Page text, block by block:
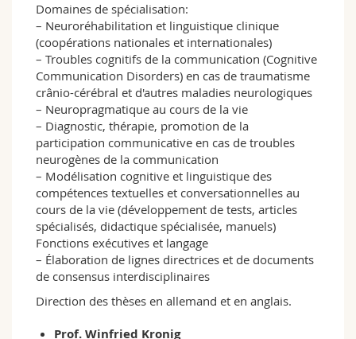
Domaines de spécialisation:
– Neuroréhabilitation et linguistique clinique
(coopérations nationales et internationales)
– Troubles cognitifs de la communication (Cognitive
Communication Disorders) en cas de traumatisme
crânio-cérébral et d'autres maladies neurologiques
– Neuropragmatique au cours de la vie
– Diagnostic, thérapie, promotion de la
participation communicative en cas de troubles
neurogènes de la communication
– Modélisation cognitive et linguistique des
compétences textuelles et conversationnelles au
cours de la vie (développement de tests, articles
spécialisés, didactique spécialisée, manuels)
Fonctions exécutives et langage
– Élaboration de lignes directrices et de documents
de consensus interdisciplinaires
Direction des thèses en allemand et en anglais.
Prof. Winfried Kronig